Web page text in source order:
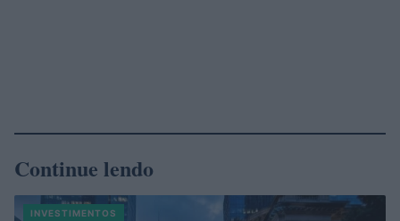
Continue lendo
INVESTIMENTOS